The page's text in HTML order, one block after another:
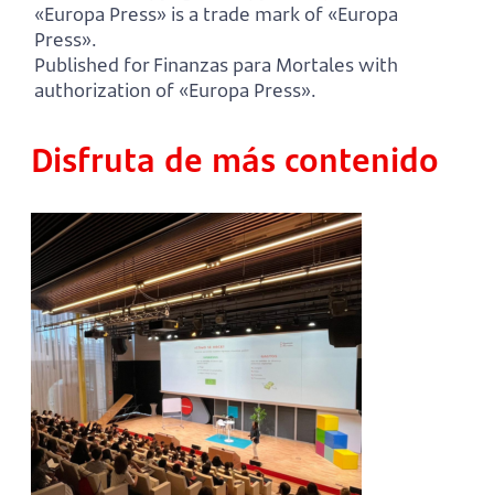
«Europa Press» is a trade mark of «Europa
Press».
Published for Finanzas para Mortales with
authorization of «Europa Press».
Disfruta de más contenido